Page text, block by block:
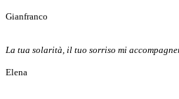
Gianfranco
La tua solarità, il tuo sorriso mi
Elena